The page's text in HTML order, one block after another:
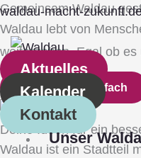
Zum
Inhalt
springen
waldau-macht-
Aktuelles
Kalender
Kontakt
Main
Menu
Unser
Gemeinsam Waldau
Waldau lebt von
weitergeben. Egal ob
Schreib uns einfach
Deine Ideen für ein
Waldau ist ein Stadtteil